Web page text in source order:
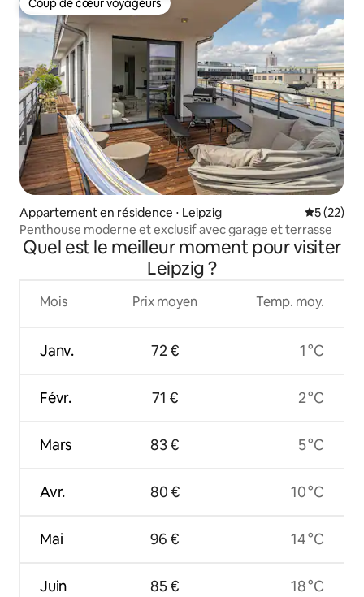
Coup de cœur voyageurs
Coup de cœur voyageurs
Appartement en résidence ⋅ Leipzig
5 (22)
Penthouse moderne et exclusif avec garage et terrasse
Quel est le meilleur moment pour visiter
Leipzig ?
Mois
Janv.
Févr.
Mars
Avr.
Mai
Juin
Prix moyen
72 €
71 €
83 €
80 €
96 €
85 €
Temp. moy.
1 °C
2 °C
5 °C
10 °C
14 °C
18 °C